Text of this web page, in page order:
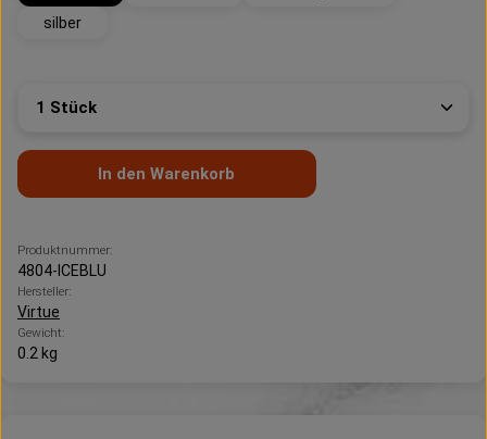
silber
Produkt Anzahl: Gib den gewünschten Wert ein
In den Warenkorb
Produktnummer:
4804-ICEBLU
Hersteller:
Virtue
Gewicht:
0.2 kg